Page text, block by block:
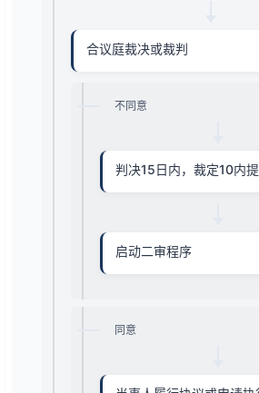
合议庭裁决或裁判
不同意
判决15日内，裁定10内
启动二审程序
同意